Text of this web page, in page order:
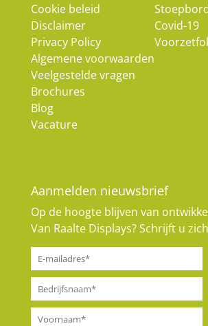
Cookie beleid
Disclaimer
Privacy Policy
Algemene voorwaarden
Veelgestelde vragen
Brochures
Blog
Vacature
Covid-19
Aanmelden nieuwsbrief
Op de hoogte blijven van
Van Raalte Displays? Schrijft u